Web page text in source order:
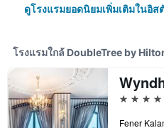
ดูโรงแรมยอดนิยมเพิ่มเติมในอิส
โรงแรมใกล้ DoubleTree by
5 ดาว